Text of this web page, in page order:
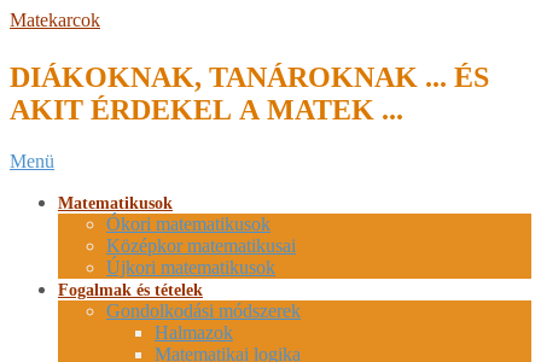
Skip
content
Matekarcok
DIÁKOKNAK, TANÁROKNAK ... ÉS
AKIT ÉRDEKEL A MATEK ...
Secondary
Menu
Menü
Matematikusok
Ókori matematikusok
Középkor matematikusai
Újkori matematikusok
Fogalmak és tételek
Gondolkodási módszerek
Halmazok
Matematikai logika